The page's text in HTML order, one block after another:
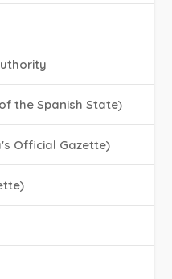
the Spanish State)
Official Gazette)